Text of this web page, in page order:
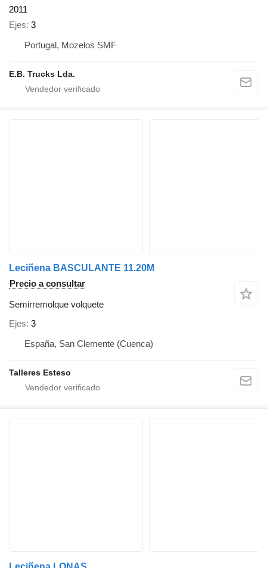
2011
Ejes 3
Portugal, Mozelos SMF
E.B. Trucks Lda.
Leciñena BASCULANTE 11.20M
Precio a consultar
Semirremolque volquete
Ejes 3
España, San Clemente (Cuenca)
Talleres Esteso